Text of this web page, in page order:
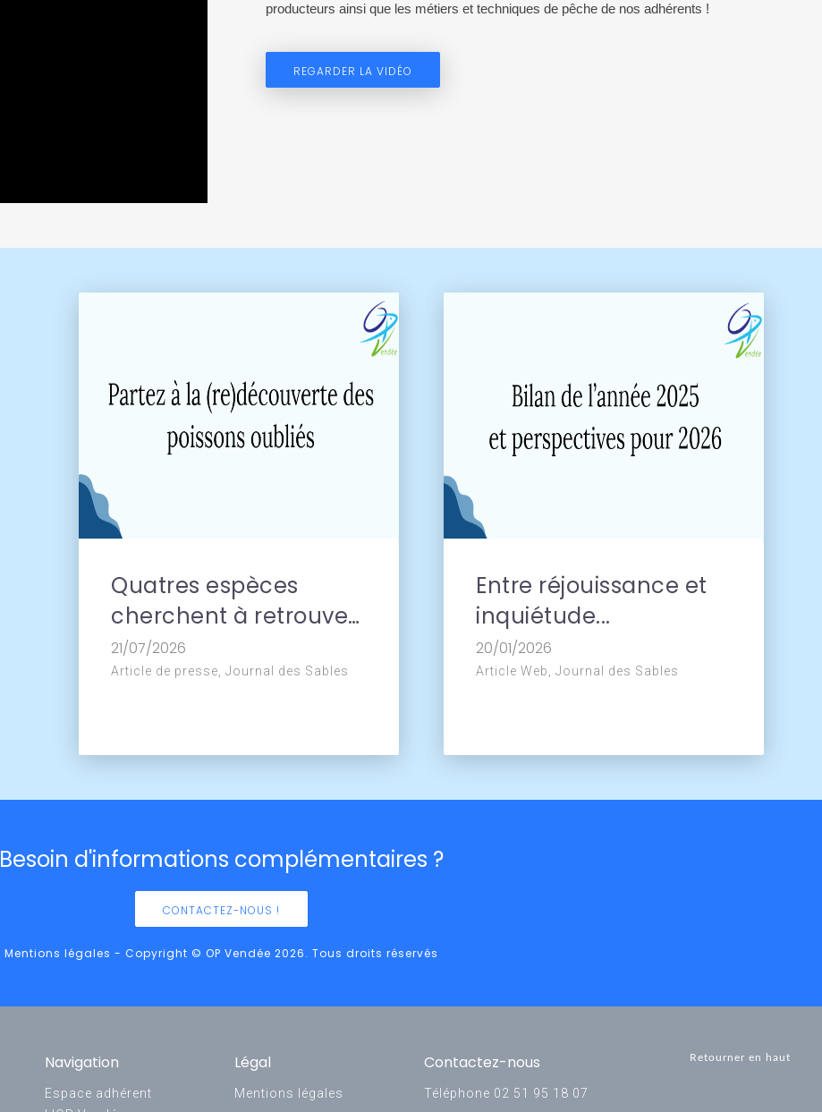
producteurs ainsi que les métiers et techniques de pêche de nos adhérents !
REGARDER LA VIDÉO
Quatres espèces
cherchent à retrouver
leur place dans les
assiettes
21/07/2026
Article de presse, Journal des Sables
Entre réjouissance et
inquiétude...
20/01/2026
Article Web, Journal des Sables
Besoin d'informations complémentaires ?
CONTACTEZ-NOUS !
Mentions légales - Copyright © OP Vendée 2026. Tous droits réservés
Navigation
Espace adhérent
Légal
Mentions légales
Contactez-nous
Téléphone 02 51 95 18 07
Retourner en haut